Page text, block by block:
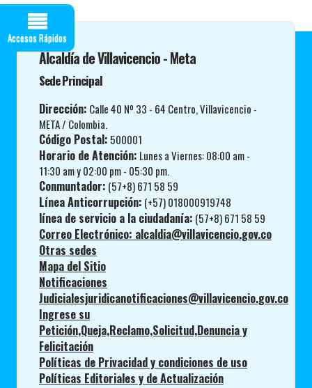
Accesos Rápidos
Alcaldía de Villavicencio - Meta
Sede Principal
Dirección: Calle 40 Nº 33 - 64 Centro, Villavicencio -
META / Colombia.
Código Postal: 500001
Horario de Atención: Lunes a Viernes: 08:00 am -
11:30 am y 02:00 pm - 05:30 pm.
Conmuntador: (57+8) 671 58 59
Línea Anticorrupción: (+57) 018000919748
línea de servicio a la ciudadanía: (57+8) 671 58 59
Correo Electrónico: alcaldia@villavicencio.gov.co
Otras sedes
Mapa del Sitio
Notificaciones
Judicialesjuridicanotificaciones@villavicencio.gov.co
Ingrese su
Petición,Queja,Reclamo,Solicitud,Denuncia y
Felicitación
Políticas de Privacidad y condiciones de uso
Políticas Editoriales y de Actualización